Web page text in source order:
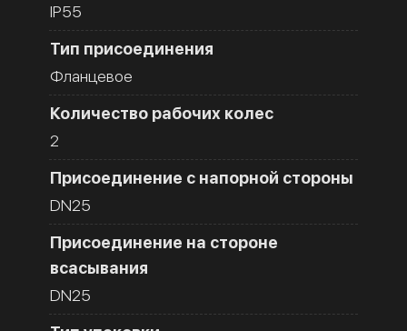
IP55
Тип присоединения
Фланцевое
Количество рабочих колес
2
Присоединение с напорной стороны
DN25
Присоединение на стороне
всасывания
DN25